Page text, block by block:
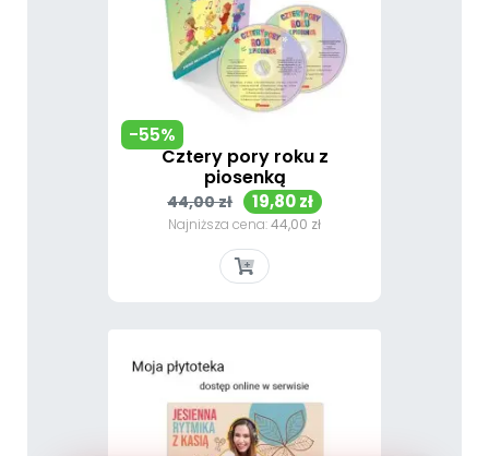
Cztery pory roku z
piosenką
Cena
podstawowa
44,00 zł Cena
19,80 zł
Najniższa cena:44,00 zł
-55%